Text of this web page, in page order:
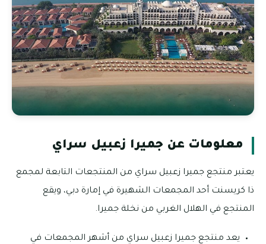
معلومات عن جميرا زعبيل سراي
يعتبر منتجع جميرا زعبيل سراي من المنتجعات التابعة لمجمع
ذا كريسنت أحد المجمعات الشهيرة في إمارة دبي، ويقع
المنتجع في الهلال الغربي من نخلة جميرا.
يعد منتجع جميرا زعبيل سراي من أشهر المجمعات في